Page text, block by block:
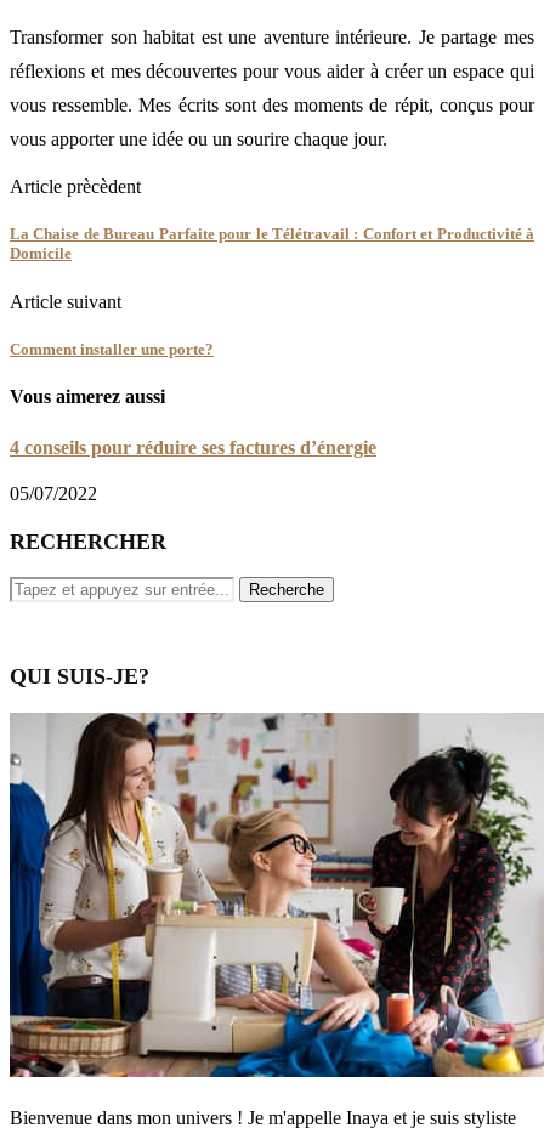
Transformer son habitat est une aventure intérieure. Je partage mes
réflexions et mes découvertes pour vous aider à créer un espace qui
vous ressemble. Mes écrits sont des moments de répit, conçus pour
vous apporter une idée ou un sourire chaque jour.
Article prècèdent
La Chaise de Bureau Parfaite pour le Télétravail : Confort et Productivité à
Domicile
Article suivant
Comment installer une porte?
Vous aimerez aussi
4 conseils pour réduire ses factures d’énergie
05/07/2022
RECHERCHER
QUI SUIS-JE?
Bienvenue dans mon univers ! Je m'appelle Inaya et je suis styliste